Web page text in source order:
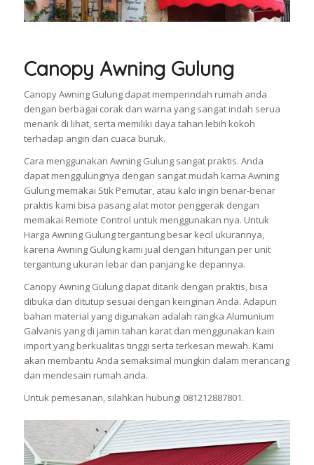
Canopy Awning Gulung
Canopy Awning Gulung dapat memperindah rumah anda
dengan berbagai corak dan warna yang sangat indah serua
menarik di lihat, serta memiliki daya tahan lebih kokoh
terhadap angin dan cuaca buruk.
Cara menggunakan Awning Gulung sangat praktis. Anda
dapat menggulungnya dengan sangat mudah karna Awning
Gulung memakai Stik Pemutar, atau kalo ingin benar-benar
praktis kami bisa pasang alat motor penggerak dengan
memakai Remote Control untuk menggunakan nya. Untuk
Harga Awning Gulung tergantung besar kecil ukurannya,
karena Awning Gulung kami jual dengan hitungan per unit
tergantung ukuran lebar dan panjang ke depannya.
Canopy Awning Gulung dapat ditarik dengan praktis, bisa
dibuka dan ditutup sesuai dengan keinginan Anda. Adapun
bahan material yang digunakan adalah rangka Alumunium
Galvanis yang di jamin tahan karat dan menggunakan kain
import yang berkualitas tinggi serta terkesan mewah. Kami
akan membantu Anda semaksimal mungkin dalam merancang
dan mendesain rumah anda.
Untuk pemesanan, silahkan hubungi 081212887801.